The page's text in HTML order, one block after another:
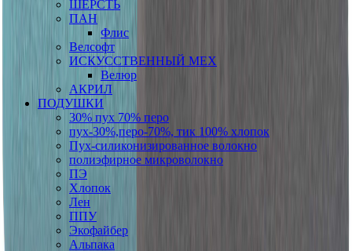
ШЕРСТЬ
ПАН
Флис
Велсофт
ИСКУССТВЕННЫЙ МЕХ
Велюр
АКРИЛ
ПОДУШКИ
30% пух 70% перо
пух-30%,перо-70%, тик 100% хлопок
Пух-силиконизированное волокно
полиэфирное микроволокно
ПЭ
Хлопок
Лен
ППУ
Экофайбер
Альпака